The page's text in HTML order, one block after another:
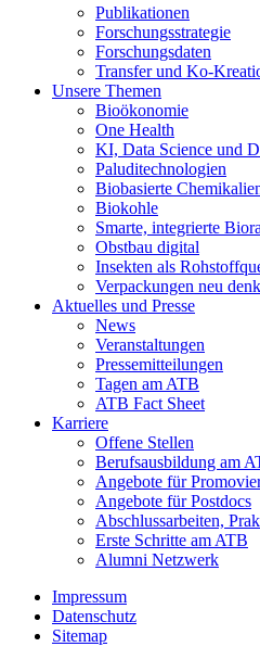
Publikationen
Forschungsstrategie
Forschungsdaten
Transfer und Ko-
Unsere Themen
Bioökonomie
One Health
KI, Data Science und
Paluditechnologien
Biobasierte
Biokohle
Smarte, integrierte
Obstbau digital
Insekten als
Verpackungen neu
Aktuelles und Presse
News
Veranstaltungen
Pressemitteilungen
Tagen am ATB
ATB Fact Sheet
Karriere
Offene Stellen
Berufsausbildung am
Angebote für
Angebote für Postdocs
Abschlussarbeiten,
Erste Schritte am ATB
Alumni Netzwerk
Impressum
Datenschutz
Sitemap